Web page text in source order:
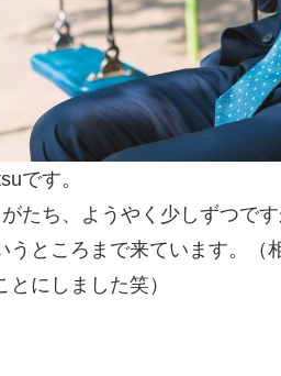
です。
たち、ようやく少しずつで
うところまで来ています。（
にしました笑）